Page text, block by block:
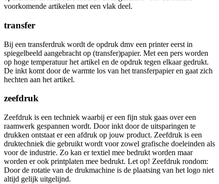
voorkomende artikelen met een vlak deel.
transfer
Bij een transferdruk wordt de opdruk dmv een printer eerst in
spiegelbeeld aangebracht op (transfer)papier. Met een pers worden
op hoge temperatuur het artikel en de opdruk tegen elkaar gedrukt.
De inkt komt door de warmte los van het transferpapier en gaat zich
hechten aan het artikel.
zeefdruk
Zeefdruk is een techniek waarbij er een fijn stuk gaas over een
raamwerk gespannen wordt. Door inkt door de uitsparingen te
drukken ontstaat er een afdruk op jouw product. Zeefdruk is een
druktechniek die gebruikt wordt voor zowel grafische doeleinden als
voor de industrie. Zo kan er textiel mee bedrukt worden maar
worden er ook printplaten mee bedrukt. Let op! Zeefdruk rondom:
Door de rotatie van de drukmachine is de plaatsing van het logo niet
altijd gelijk uitgelijnd.